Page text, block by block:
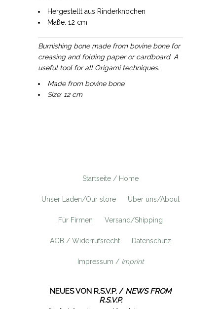
Hergestellt aus Rinderknochen
Maße: 12 cm
Burnishing bone made from bovine bone for
creasing and folding paper or cardboard. A
useful tool for all Origami techniques.
Made from bovine bone
Size: 12 cm
Startseite / Home
Unser Laden/Our store Über uns/About
Für Firmen Versand/Shipping
AGB / Widerrufsrecht Datenschutz
Impressum / Imprint
NEUES VON R.S.V.P. / NEWS FROM
R.S.V.P.